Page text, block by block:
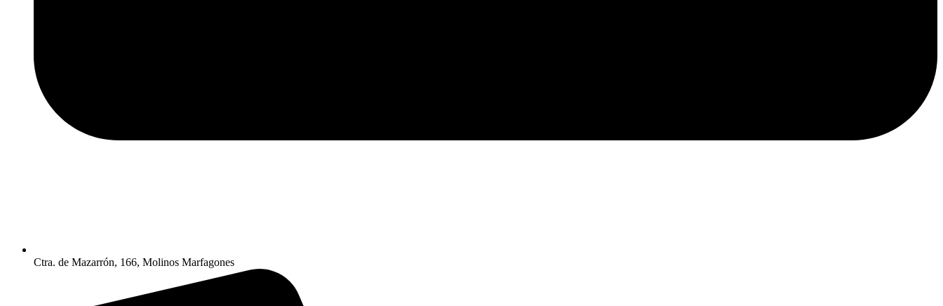
Ctra. de Mazarrón, 166, Molinos Marfagones